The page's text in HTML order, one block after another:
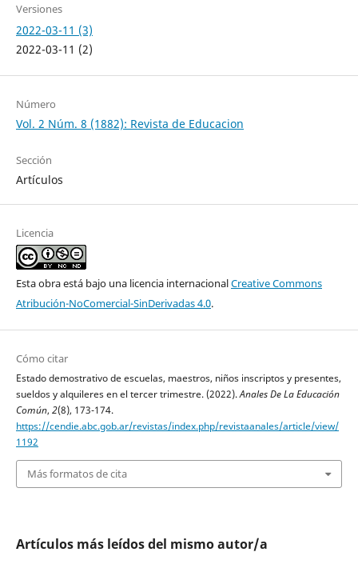
Versiones
2022-03-11 (3)
2022-03-11 (2)
Número
Vol. 2 Núm. 8 (1882): Revista de Educacion
Sección
Artículos
Licencia
Esta obra está bajo una licencia internacionalCreative Commons
Atribución-NoComercial-SinDerivadas 4.0.
Cómo citar
Estado demostrativo de escuelas, maestros, niños inscriptos y presentes,
sueldos y alquileres en el tercer trimestre. (2022).Anales De La Educación
Común, 2(8), 173-174.
https://cendie.abc.gob.ar/revistas/index.php/revistaanales/article/view/
1192
Más formatos de cita
Artículos más leídos del mismo autor/a